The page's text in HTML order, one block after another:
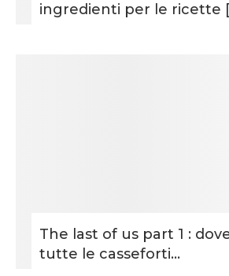
ingredienti per le ricette
The last of us part 1 :
tutte le casseforti...